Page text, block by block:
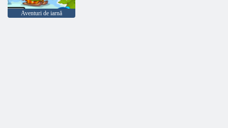
Aventuri de iarnă